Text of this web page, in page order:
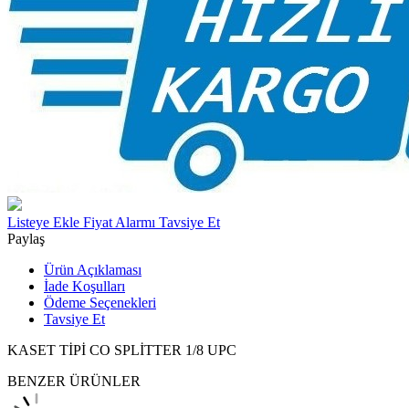
Listeye Ekle Fiyat Alarmı Tavsiye Et
Paylaş
Ürün Açıklaması
İade Koşulları
Ödeme Seçenekleri
Tavsiye Et
KASET TİPİ CO SPLİTTER 1/8 UPC
BENZER ÜRÜNLER